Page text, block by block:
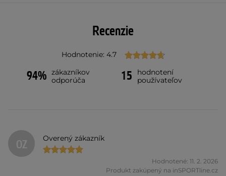
Recenzie
Hodnotenie: 4.7
94% zákazníkov
odporúča
15
hodnotení
používateľov
OZ Overený zákazník
Hodnotené: 11. 2. 2026
Produkt zakúpený na inSPORTline.cz